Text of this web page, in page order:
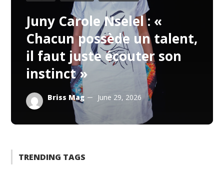
Juny Carole Nselel : «
Chacun possède un talent,
il faut juste écouter son
instinct »
Briss Mag June 29, 2026
TRENDING TAGS